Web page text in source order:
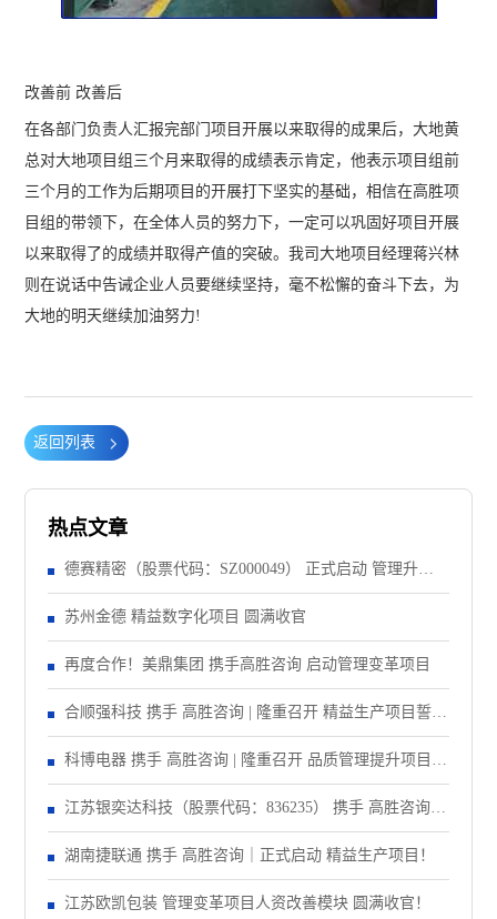
改善前 改善后
在各部门负责人汇报完部门项目开展以来取得的成果后，大地黄
总对大地项目组三个月来取得的成绩表示肯定，他表示项目组前
三个月的工作为后期项目的开展打下坚实的基础，相信在高胜项
目组的带领下，在全体人员的努力下，一定可以巩固好项目开展
以来取得了的成绩并取得产值的突破。我司大地项目经理蒋兴林
则在说话中告诫企业人员要继续坚持，毫不松懈的奋斗下去，为
大地的明天继续加油努力!
返回列表
热点文章
德赛精密（股票代码：SZ000049） 正式启动 管理升级&
精益注塑项目！
苏州金德 精益数字化项目 圆满收官
再度合作！美鼎集团 携手高胜咨询 启动管理变革项目
合顺强科技 携手 高胜咨询 | 隆重召开 精益生产项目誓师
大会！
科博电器 携手 高胜咨询 | 隆重召开 品质管理提升项目启
动大会！
江苏银奕达科技（股票代码：836235） 携手 高胜咨询｜
正式启动 管理变革项目
湖南捷联通 携手 高胜咨询｜正式启动 精益生产项目！
江苏欧凯包装 管理变革项目人资改善模块 圆满收官！